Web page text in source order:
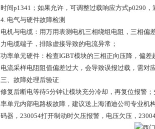
时间p1341；如果允许，可调整过载响应方式p0290，
4. 电气与硬件故障检测
电机与电缆：用万用表测电机三相绕组电阻，三相
力电缆端子，排除虚接导致的电流异常；
功率单元硬件：检查IGBT模块的三相正向压降，偏
电流采样电阻阻值偏差过大，会导致误报过载，需对
三、故障处理后验证
修复后断电等待5分钟让模块充分冷却，再复位报警
率单元内部电路板故障，建议送上海涌迪公司专业机
码器，230054打开制动时欠压报警，电压欠压，